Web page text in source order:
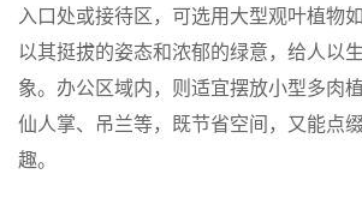
入口处或接待区，可选用大型观叶植物
以其挺拔的姿态和浓郁的绿意，给人以
象。办公区域内，则适宜摆放小型多肉
仙人掌、吊兰等，既节省空间，又能点
趣。